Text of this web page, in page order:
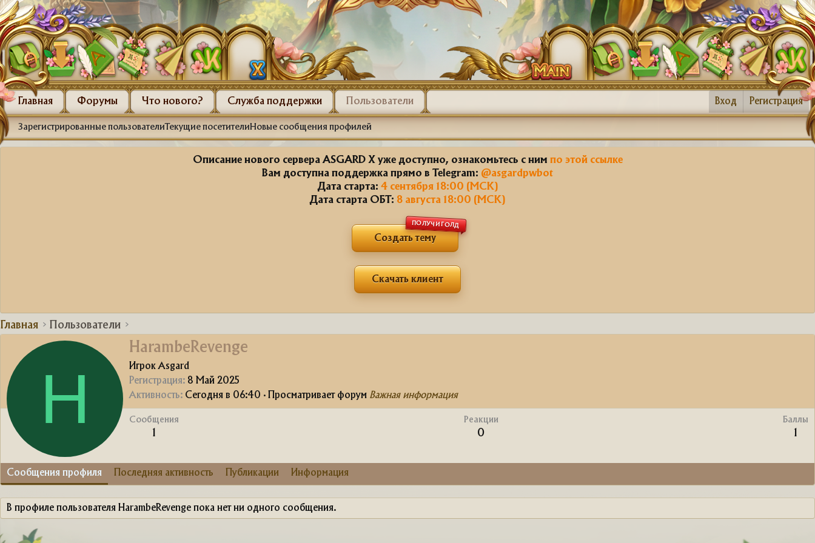
Главная Форумы Что нового? Служба поддержки Пользователи Вход Регистрация
Зарегистрированные пользователиТекущие посетителиНовые сообщения профилей
Описание нового сервера ASGARD X уже доступно, ознакомьтесь с ним по этой ссылке
Вам доступна поддержка прямо в Telegram: @asgardpwbot
Дата старта: 4 сентября 18:00 (МСК)
Дата старта ОБТ: 8 августа 18:00 (МСК)
Создать тему
ПОЛУЧИ ГОЛД
Скачать клиент
Главная Пользователи
H
HarambeRevenge
Игрок Asgard
Регистрация
8 Май 2025
Активность
Сегодня в 06:40 · Просматривает форум Важная информация
Сообщения
1
Реакции
0
Баллы
1
Сообщения профиля Последняя активность Публикации Информация
В профиле пользователя HarambeRevenge пока нет ни одного сообщения.